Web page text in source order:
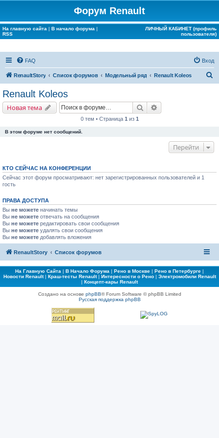
Форум Renault
На главную сайта | В начало форума |
RSS
ЛИЧНЫЙ КАБИНЕТ (профиль
пользователя)
FAQ Вход
RenaultStory Список форумов Модельный ряд Renault Koleos
Renault Koleos
Новая тема Поиск
0 тем • Страница 1 из 1
В этом форуме нет сообщений.
Перейти
КТО СЕЙЧАС НА КОНФЕРЕНЦИИ
Сейчас этот форум просматривают: нет зарегистрированных пользователей и 1
гость
ПРАВА ДОСТУПА
Вы не можете начинать темы
Вы не можете отвечать на сообщения
Вы не можете редактировать свои сообщения
Вы не можете удалять свои сообщения
Вы не можете добавлять вложения
RenaultStory Список форумов
На Главную Сайта | В Начало Форума | Рено в Москве | Рено в Петербурге |
Новости Renault| Краш-тесты Renault| Интересности о Рено| Электромобили Renault
| Концепт-кары Renault
Создано на основе phpBB® Forum Software © phpBB Limited
Русская поддержка phpBB